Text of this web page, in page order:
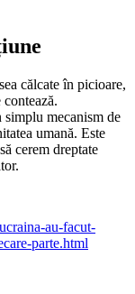
călcate în picioare,
mecanism de
umană. Este
cerem dreptate
au-facut-
parte.html